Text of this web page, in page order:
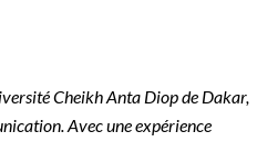
Cheikh Anta Diop de Dakar,
Avec une expérience